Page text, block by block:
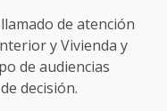
de atención
y Vivienda y
de audiencias
decisión.